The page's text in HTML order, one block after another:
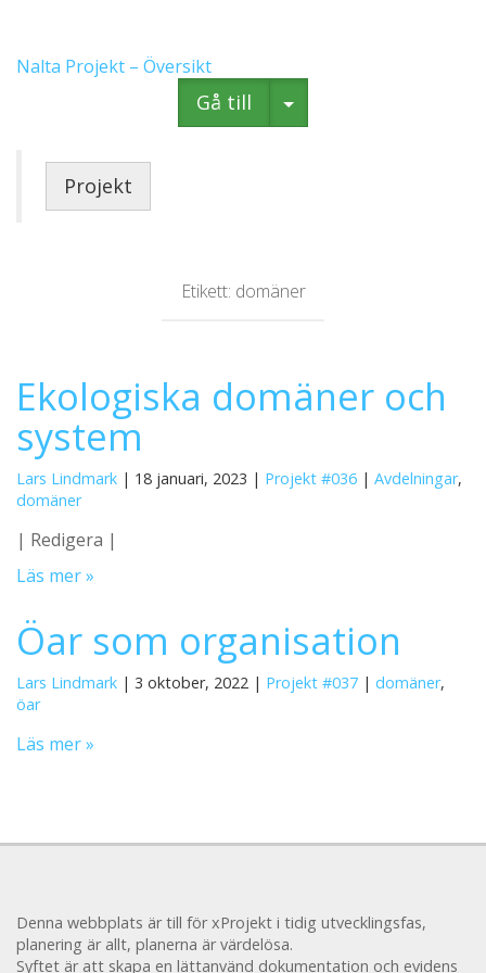
Nalta Projekt – Översikt
Gå till
Projekt
Etikett: domäner
Ekologiska domäner och
system
Lars Lindmark | 18 januari, 2023 | Projekt #036 | Avdelningar,
domäner
| Redigera |
Läs mer »
Öar som organisation
Lars Lindmark | 3 oktober, 2022 | Projekt #037 | domäner,
öar
Läs mer »
Denna webbplats är till för xProjekt i tidig utvecklingsfas,
planering är allt, planerna är värdelösa.
Syftet är att skapa en lättanvänd dokumentation och evidens